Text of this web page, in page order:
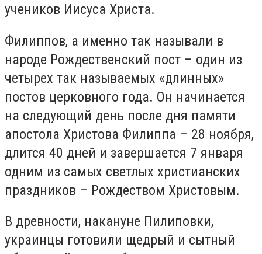
учеников Иисуса Христа.
Филиппов, а именно так называли в
народе Рождественский пост – один из
четырех так называемых «длинных»
постов церковного года. Он начинается
на следующий день после дня памяти
апостола Христова Филиппа – 28 ноября,
длится 40 дней и завершается 7 января
одним из самых светлых христианских
праздников – Рождеством Христовым.
В древности, накануне Пилиповки,
украинцы готовили щедрый и сытный